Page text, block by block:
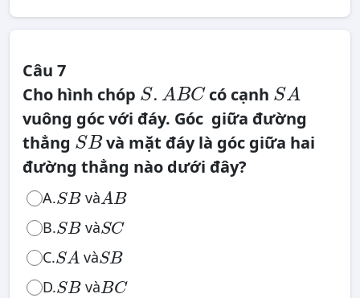
Câu 7
Cho hình chóp S. ABC
S
.
A
B
C
có cạnh SA
S
A
vuông góc với đáy. Góc giữa đường
thẳng SB
S
B
và mặt đáy là góc giữa hai
đường thẳng nào dưới đây?
A.SB
SBvàAB
AB
B.SB
SBvàSC
SC
C.SA
SA vàSB
SB
D.SB
SBvàBC
BC